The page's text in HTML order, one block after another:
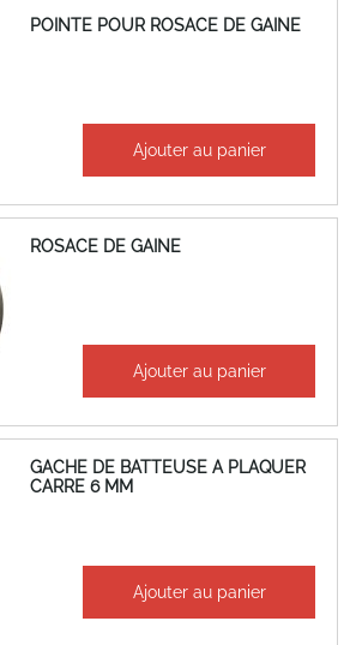
POINTE POUR ROSACE DE GAINE
Ajouter au panier
ROSACE DE GAINE
Ajouter au panier
GACHE DE BATTEUSE A PLAQUER
CARRE 6 MM
Ajouter au panier